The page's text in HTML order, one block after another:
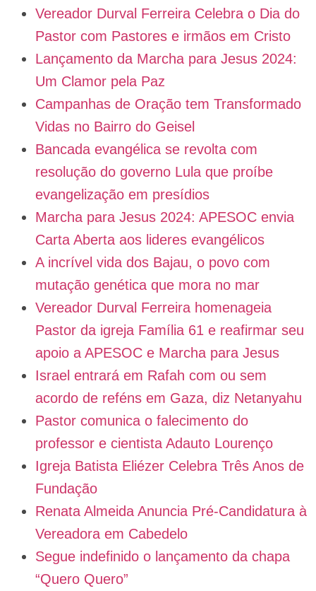
Vereador Durval Ferreira Celebra o Dia do
Pastor com Pastores e irmãos em Cristo
Lançamento da Marcha para Jesus 2024:
Um Clamor pela Paz
Campanhas de Oração tem Transformado
Vidas no Bairro do Geisel
Bancada evangélica se revolta com
resolução do governo Lula que proíbe
evangelização em presídios
Marcha para Jesus 2024: APESOC envia
Carta Aberta aos lideres evangélicos
A incrível vida dos Bajau, o povo com
mutação genética que mora no mar
Vereador Durval Ferreira homenageia
Pastor da igreja Família 61 e reafirmar seu
apoio a APESOC e Marcha para Jesus
Israel entrará em Rafah com ou sem
acordo de reféns em Gaza, diz Netanyahu
Pastor comunica o falecimento do
professor e cientista Adauto Lourenço
Igreja Batista Eliézer Celebra Três Anos de
Fundação
Renata Almeida Anuncia Pré-Candidatura à
Vereadora em Cabedelo
Segue indefinido o lançamento da chapa
“Quero Quero”